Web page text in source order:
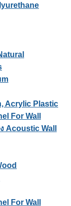
Acrylic Plastic
For Wall
Acoustic Wall
For Wall